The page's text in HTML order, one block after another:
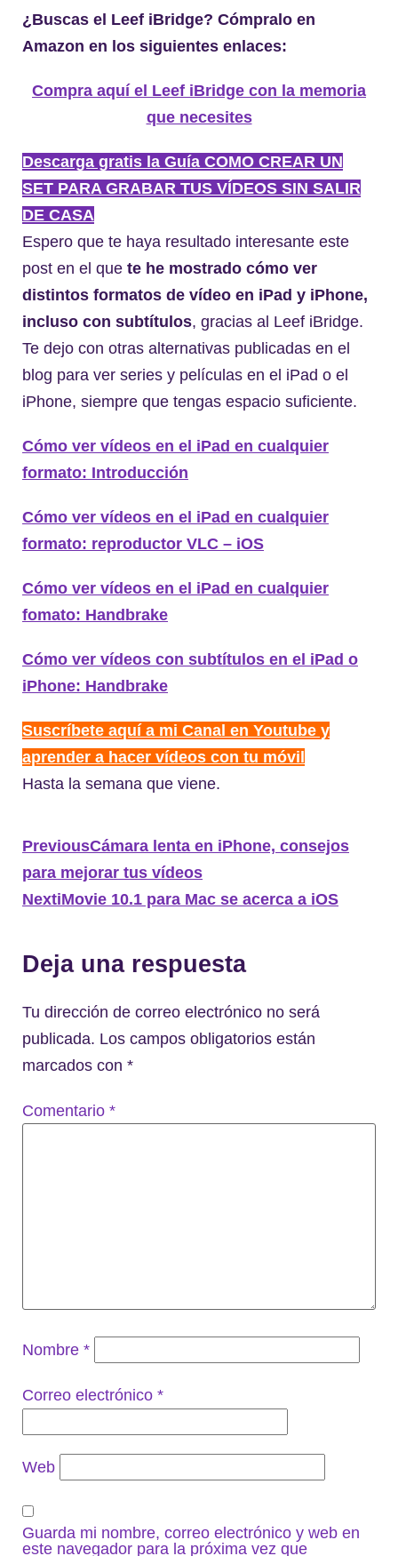
¿Buscas el Leef iBridge? Cómpralo en
Amazon en los siguientes enlaces:
Compra aquí el Leef iBridge con la memoria
que necesites
Descarga gratis la Guía COMO CREAR UN
SET PARA GRABAR TUS VÍDEOS SIN SALIR
DE CASA
Espero que te haya resultado interesante este
post en el que te he mostrado cómo ver
distintos formatos de vídeo en iPad y iPhone,
incluso con subtítulos, gracias al Leef iBridge.
Te dejo con otras alternativas publicadas en el
blog para ver series y películas en el iPad o el
iPhone, siempre que tengas espacio suficiente.
Cómo ver vídeos en el iPad en cualquier
formato: Introducción
Cómo ver vídeos en el iPad en cualquier
formato: reproductor VLC – iOS
Cómo ver vídeos en el iPad en cualquier
fomato: Handbrake
Cómo ver vídeos con subtítulos en el iPad o
iPhone: Handbrake
Suscríbete aquí a mi Canal en Youtube y
aprender a hacer vídeos con tu móvil
Hasta la semana que viene.
PreviousCámara lenta en iPhone, consejos
para mejorar tus vídeos
NextiMovie 10.1 para Mac se acerca a iOS
Deja una respuesta
Tu dirección de correo electrónico no será
publicada. Los campos obligatorios están
marcados con *
Comentario *
Nombre *
Correo electrónico *
Web
Guarda mi nombre, correo electrónico y web en
este navegador para la próxima vez que